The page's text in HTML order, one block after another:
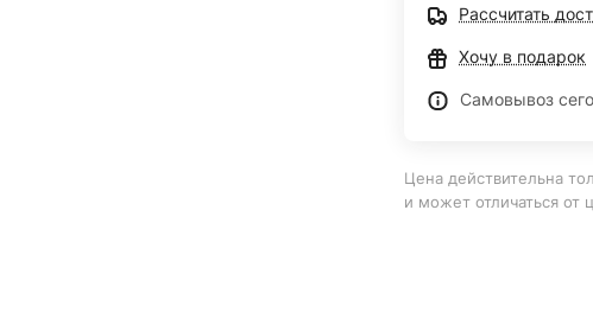
Рассчитать
Хочу в подарок
Самовывоз
Цена действительна
и может отличаться от